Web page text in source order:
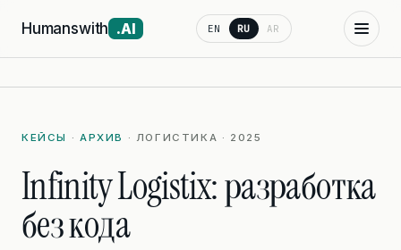
Humanswith .AI EN RU AR
КЕЙСЫ · АРХИВ · ЛОГИСТИКА · 2025
Infinity Logistix: разработка
без кода